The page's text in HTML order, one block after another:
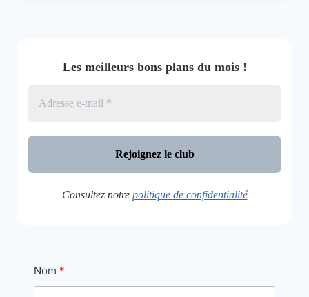
Les meilleurs bons plans du mois !
Consultez notre politique de confidentialité
Nom